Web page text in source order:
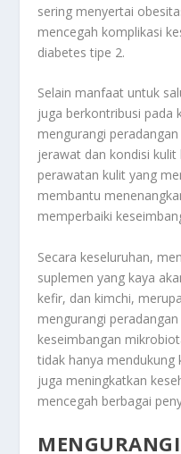
sering menyertai
mencegah komplikasi
diabetes tipe 2.
Selain manfaat untuk
juga berkontribusi pada
mengurangi
jerawat dan kondisi
perawatan kulit yang
membantu
memperbaiki
Secara keseluruhan,
suplemen yang kaya
kefir, dan kimchi,
mengurangi
keseimbangan
tidak hanya mendukung
juga meningkatkan
mencegah berbagai